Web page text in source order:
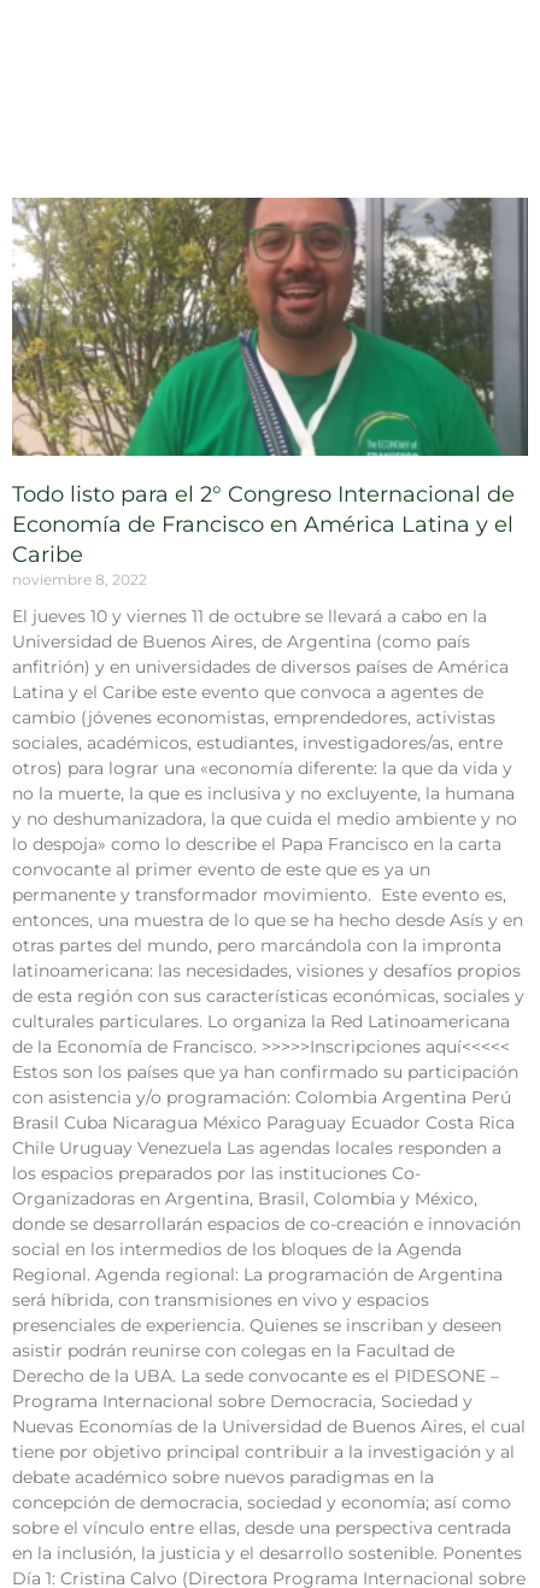
Todo listo para el 2° Congreso Internacional de
Economía de Francisco en América Latina y el
Caribe
noviembre 8, 2022
El jueves 10 y viernes 11 de octubre se llevará a cabo en la
Universidad de Buenos Aires, de Argentina (como país
anfitrión) y en universidades de diversos países de América
Latina y el Caribe este evento que convoca a agentes de
cambio (jóvenes economistas, emprendedores, activistas
sociales, académicos, estudiantes, investigadores/as, entre
otros) para lograr una «economía diferente: la que da vida y
no la muerte, la que es inclusiva y no excluyente, la humana
y no deshumanizadora, la que cuida el medio ambiente y no
lo despoja» como lo describe el Papa Francisco en la carta
convocante al primer evento de este que es ya un
permanente y transformador movimiento. Este evento es,
entonces, una muestra de lo que se ha hecho desde Asís y en
otras partes del mundo, pero marcándola con la impronta
latinoamericana: las necesidades, visiones y desafíos propios
de esta región con sus características económicas, sociales y
culturales particulares. Lo organiza la Red Latinoamericana
de la Economía de Francisco. >>>>>Inscripciones aquí<<<<<
Estos son los países que ya han confirmado su participación
con asistencia y/o programación: Colombia Argentina Perú
Brasil Cuba Nicaragua México Paraguay Ecuador Costa Rica
Chile Uruguay Venezuela Las agendas locales responden a
los espacios preparados por las instituciones Co-
Organizadoras en Argentina, Brasil, Colombia y México,
donde se desarrollarán espacios de co-creación e innovación
social en los intermedios de los bloques de la Agenda
Regional. Agenda regional: La programación de Argentina
será híbrida, con transmisiones en vivo y espacios
presenciales de experiencia. Quienes se inscriban y deseen
asistir podrán reunirse con colegas en la Facultad de
Derecho de la UBA. La sede convocante es el PIDESONE –
Programa Internacional sobre Democracia, Sociedad y
Nuevas Economías de la Universidad de Buenos Aires, el cual
tiene por objetivo principal contribuir a la investigación y al
debate académico sobre nuevos paradigmas en la
concepción de democracia, sociedad y economía; así como
sobre el vínculo entre ellas, desde una perspectiva centrada
en la inclusión, la justicia y el desarrollo sostenible. Ponentes
Día 1: Cristina Calvo (Directora Programa Internacional sobre